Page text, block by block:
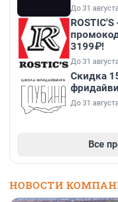
До 31
3199₽!
До 31
Скидка
До 31
Все
НОВОСТИ